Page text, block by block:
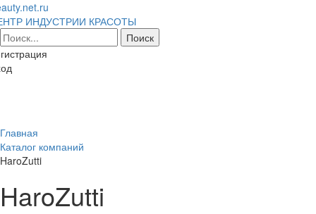
ИНДУСТРИИ КРАСОТЫ
Главная
Каталог компаний
HaroZutti
HaroZutti